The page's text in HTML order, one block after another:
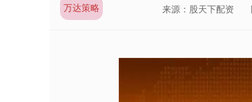
万达策略 来源：股天下配资